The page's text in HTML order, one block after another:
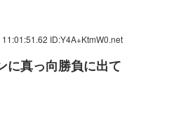
11:01:51.62 ID:Y4A+KtmW0.net
に真っ向勝負に出て